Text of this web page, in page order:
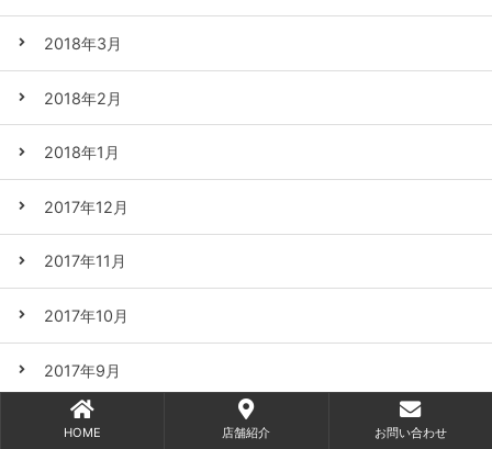
2018年3月
2018年2月
2018年1月
2017年12月
2017年11月
2017年10月
2017年9月
2017年8月
HOME 店舗紹介 お問い合わせ